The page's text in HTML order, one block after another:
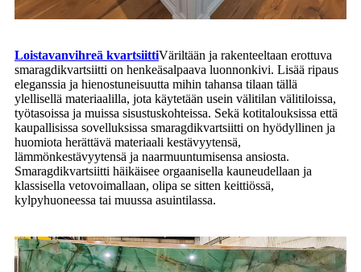
Loistavanvihreä kvartsiittiVäriltään ja rakenteeltaan erottuva
smaragdikvartsiitti on henkeäsalpaava luonnonkivi. Lisää ripaus
eleganssia ja hienostuneisuutta mihin tahansa tilaan tällä
ylellisellä materiaalilla, jota käytetään usein välitilan välitiloissa,
työtasoissa ja muissa sisustuskohteissa. Sekä kotitalouksissa että
kaupallisissa sovelluksissa smaragdikvartsiitti on hyödyllinen ja
huomiota herättävä materiaali kestävyytensä,
lämmönkestävyytensä ja naarmuuntumisensa ansiosta.
Smaragdikvartsiitti häikäisee orgaanisella kauneudellaan ja
klassisella vetovoimallaan, olipa se sitten keittiössä,
kylpyhuoneessa tai muussa asuintilassa.